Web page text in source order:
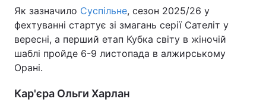
Як зазначило Суспільне, сезон 2025/26 у
фехтуванні стартує зі змагань серії Сателіт у
вересні, а перший етап Кубка світу в жіночій
шаблі пройде 6-9 листопада в алжирському
Орані.
Кар'єра Ольги Харлан